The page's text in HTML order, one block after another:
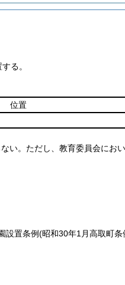
る。
位置
い。 ただし、教育委員会にお
設置条例(昭和30年1月高取町条